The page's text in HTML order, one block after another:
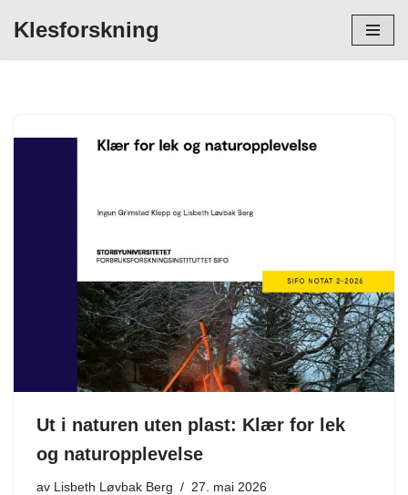
Klesforskning
Ut i naturen uten plast: Klær for lek
og naturopplevelse
av Lisbeth Løvbak Berg 27. mai 2026